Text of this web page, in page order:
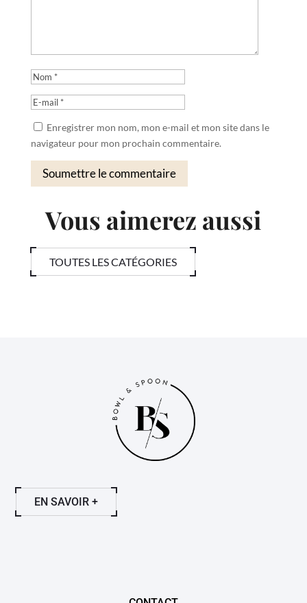
Enregistrer mon nom, mon e-mail et mon site dans le
navigateur pour mon prochain commentaire.
Soumettre le commentaire
Vous aimerez aussi
TOUTES LES CATÉGORIES
EN SAVOIR +